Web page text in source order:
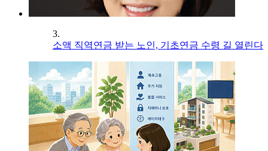
3.
소액 직역연금 받는 노인, 기초연금 수령 길 열린다